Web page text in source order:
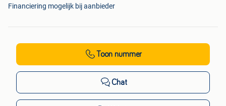
Financiering mogelijk bij aanbieder
Toon nummer
Chat